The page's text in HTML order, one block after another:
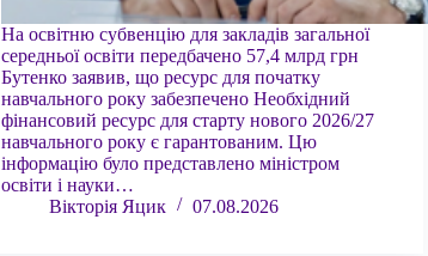
На освітню субвенцію для закладів загальної
середньої освіти передбачено 57,4 млрд грн
Бутенко заявив, що ресурс для початку
навчального року забезпечено Необхідний
фінансовий ресурс для старту нового 2026/27
навчального року є гарантованим. Цю
інформацію було представлено міністром
освіти і науки…
Вікторія Яцик
07.08.2026